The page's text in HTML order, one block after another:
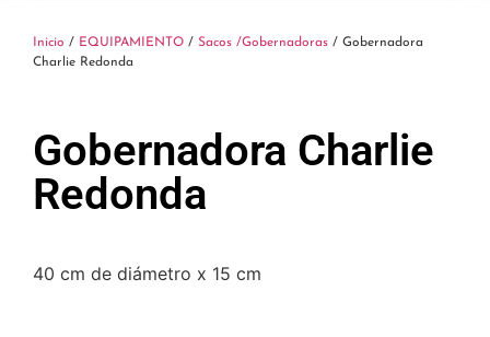
Inicio / EQUIPAMIENTO / Sacos /Gobernadoras / Gobernadora
Charlie Redonda
Gobernadora Charlie
Redonda
40 cm de diámetro x 15 cm